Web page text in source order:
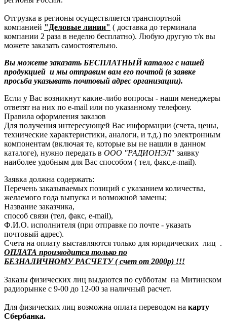
Отгрузка в регионы осуществляется транспортной
компанией "Деловые линии" ( доставка до терминала
компании 2 раза в неделю бесплатно). Любую другую т/к вы
можете заказать самостоятельно.
Вы можете заказать БЕСПЛАТНЫЙ каталог с нашей
продукцией и мы отправим вам его почтой (в заявке
просьба указывать почтовый адрес организации).
Если у Вас возникнут какие-либо вопросы - наши менеджеры
ответят на них по e-mail или по указанному телефону.
Правила оформления заказов
Для получения интересующей Вас информации (счета, цены,
технические характеристики, аналоги, и т.д.) по электронным
компонентам (включая те, которые вы не нашли в данном
каталоге), нужно передать в ООО "РАДИОНЭЛ" заявку
наиболее удобным для Вас способом ( тел, факс,e-mail).
Заявка должна содержать:
Перечень заказываемых позиций с указанием количества,
желаемого года выпуска и возможной замены;
Название заказчика,
способ связи (тел, факс, e-mail),
Ф.И.О. исполнителя (при отправке по почте - указать
почтовый адрес).
Счета на оплату выставляются только для юридических лиц .
ОПЛАТА производится только по
БЕЗНАЛИЧНОМУ РАСЧЕТУ ( счет от 2000р) !!!
Заказы физических лиц выдаются по субботам на Митинском
радиорынке с 9-00 до 12-00 за наличный расчет.
Для физических лиц возможна оплата переводом на карту
Сбербанка.